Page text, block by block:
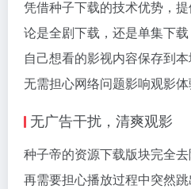
凭借种子下载的技术优势，
论是全剧下载，还是单集下
自己想看的影视内容保存到
无需担心网络问题影响观影体
无广告干扰，清爽观影
种子帝的资源下载版块完全
再需要担心播放过程中突然